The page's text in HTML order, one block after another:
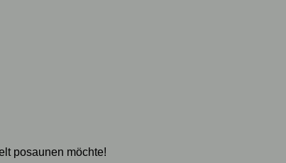
posaunen möchte!